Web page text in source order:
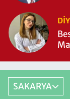
SAKARYA